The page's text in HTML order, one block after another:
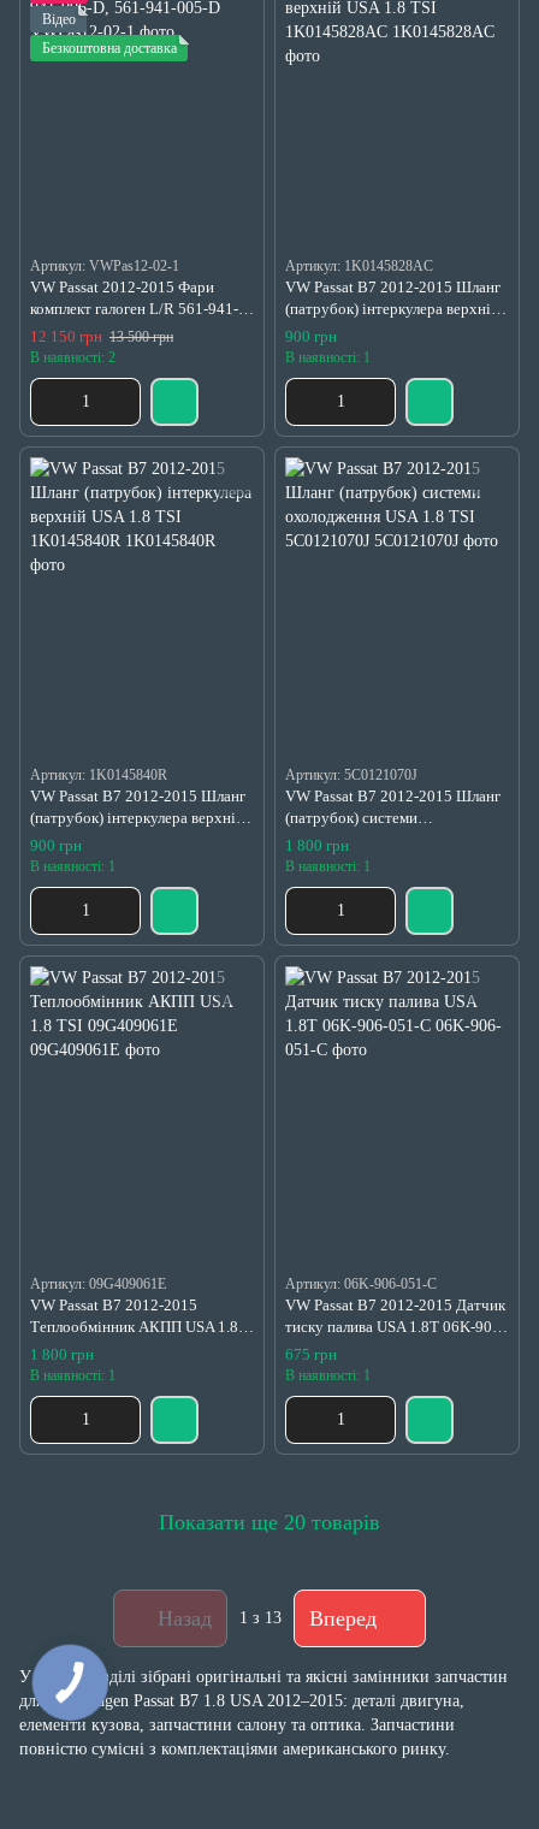
Відео
Безкоштовна доставка
Артикул: VWPas12-02-1
VW Passat 2012-2015 Фари
комплект галоген L/R 561-941-
006-D, 561-941-005-D
12 150 грн 13 500 грн
В наявності: 2
Артикул: 1K0145828AC
VW Passat B7 2012-2015 Шланг
(патрубок) інтеркулера верхній
USA 1.8 TSI 1K0145828AC
900 грн
В наявності: 1
Артикул: 1K0145840R
VW Passat B7 2012-2015 Шланг
(патрубок) інтеркулера верхній
USA 1.8 TSI 1K0145840R
900 грн
В наявності: 1
Артикул: 5C0121070J
VW Passat B7 2012-2015 Шланг
(патрубок) системи
охолодження USA 1.8 TSI
5C0121070J
1 800 грн
В наявності: 1
Артикул: 09G409061E
VW Passat B7 2012-2015
Теплообмінник АКПП USA 1.8
TSI 09G409061E
1 800 грн
В наявності: 1
Артикул: 06K-906-051-C
VW Passat B7 2012-2015 Датчик
тиску палива USA 1.8T 06K-906-
051-C
675 грн
В наявності: 1
Показати ще 20 товарів
Назад 1 з 13 Вперед
У цьому розділі зібрані оригінальні та якісні замінники запчастин
для Volkswagen Passat B7 1.8 USA 2012–2015: деталі двигуна,
елементи кузова, запчастини салону та оптика. Запчастини
повністю сумісні з комплектаціями американського ринку.